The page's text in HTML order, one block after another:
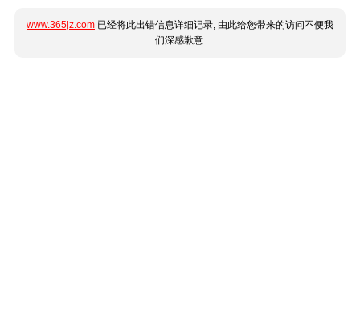
www.365jz.com 已经将此出错信息详细记录, 由此给您带来的访问不便我
们深感歉意.